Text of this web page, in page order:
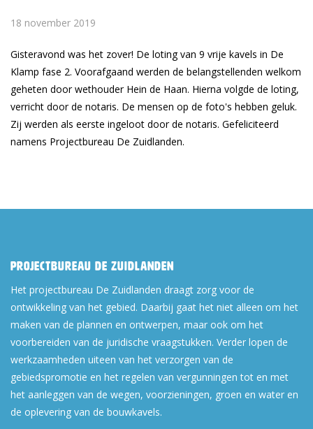
18 november 2019
Gisteravond was het zover! De loting van 9 vrije kavels in De
Klamp fase 2. Voorafgaand werden de belangstellenden welkom
geheten door wethouder Hein de Haan. Hierna volgde de loting,
verricht door de notaris. De mensen op de foto's hebben geluk.
Zij werden als eerste ingeloot door de notaris. Gefeliciteerd
namens Projectbureau De Zuidlanden.
Projectbureau De Zuidlanden
Het projectbureau De Zuidlanden draagt zorg voor de
ontwikkeling van het gebied. Daarbij gaat het niet alleen om het
maken van de plannen en ontwerpen, maar ook om het
voorbereiden van de juridische vraagstukken. Verder lopen de
werkzaamheden uiteen van het verzorgen van de
gebiedspromotie en het regelen van vergunningen tot en met
het aanleggen van de wegen, voorzieningen, groen en water en
de oplevering van de bouwkavels.